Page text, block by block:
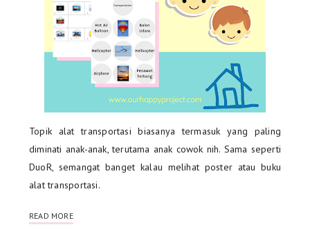
Topik alat transportasi biasanya termasuk yang paling
diminati anak-anak, terutama anak cowok nih. Sama seperti
DuoR, semangat banget kalau melihat poster atau buku
alat transportasi.
READ MORE